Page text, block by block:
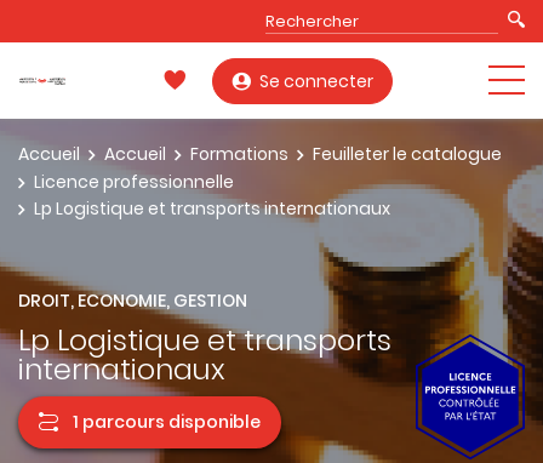
Se connecter
Accueil Accueil Formations
Feuilleter le catalogue
Licence professionnelle
Lp Logistique et transports internationaux
DROIT, ECONOMIE, GESTION
Lp Logistique et transports
internationaux
1 parcours disponible